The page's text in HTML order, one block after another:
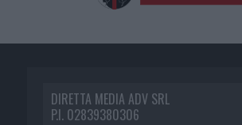
DIRETTA MEDIA ADV SRL
P.I. 02839380306